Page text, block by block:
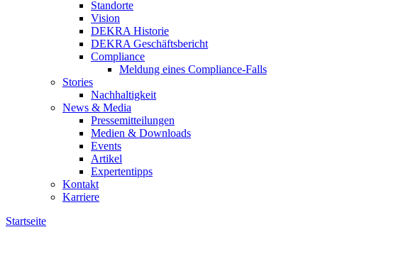
Standorte
Vision
DEKRA Historie
DEKRA Geschäftsbericht
Compliance
Meldung eines Compliance-Falls
Stories
Nachhaltigkeit
News & Media
Pressemitteilungen
Medien & Downloads
Events
Artikel
Expertentipps
Kontakt
Karriere
Startseite